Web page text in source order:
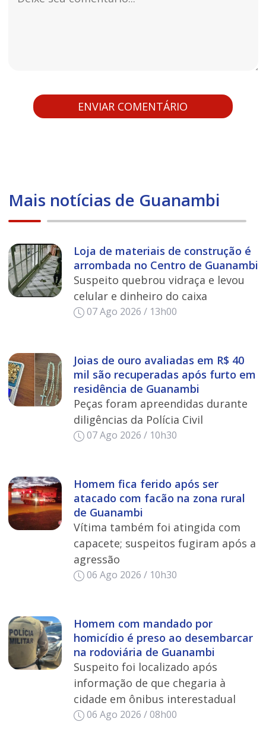
Mais notícias de Guanambi
Loja de materiais de construção é
arrombada no Centro de Guanambi
Suspeito quebrou vidraça e levou
celular e dinheiro do caixa
07 Ago 2026 / 13h00
Joias de ouro avaliadas em R$ 40
mil são recuperadas após furto em
residência de Guanambi
Peças foram apreendidas durante
diligências da Polícia Civil
07 Ago 2026 / 10h30
Homem fica ferido após ser
atacado com facão na zona rural
de Guanambi
Vítima também foi atingida com
capacete; suspeitos fugiram após a
agressão
06 Ago 2026 / 10h30
Homem com mandado por
homicídio é preso ao desembarcar
na rodoviária de Guanambi
Suspeito foi localizado após
informação de que chegaria à
cidade em ônibus interestadual
06 Ago 2026 / 08h00